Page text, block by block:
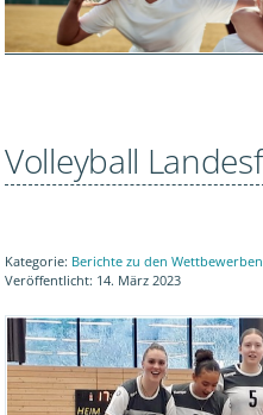
Volleyball
Kategorie: Berichte zu den Wettbewerben
Veröffentlicht: 14. März 2023